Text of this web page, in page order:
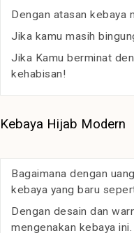
Dengan atasan kebaya
Jika kamu masih
Jika Kamu berminat
kehabisan!
Kebaya Hijab Modern
Bagaimana dengan
kebaya yang baru
Dengan desain dan
mengenakan kebaya ini.